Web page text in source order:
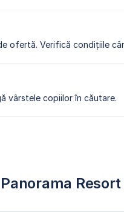
ofertă. Verifică condițiile
vârstele copiilor în căutare.
Resort